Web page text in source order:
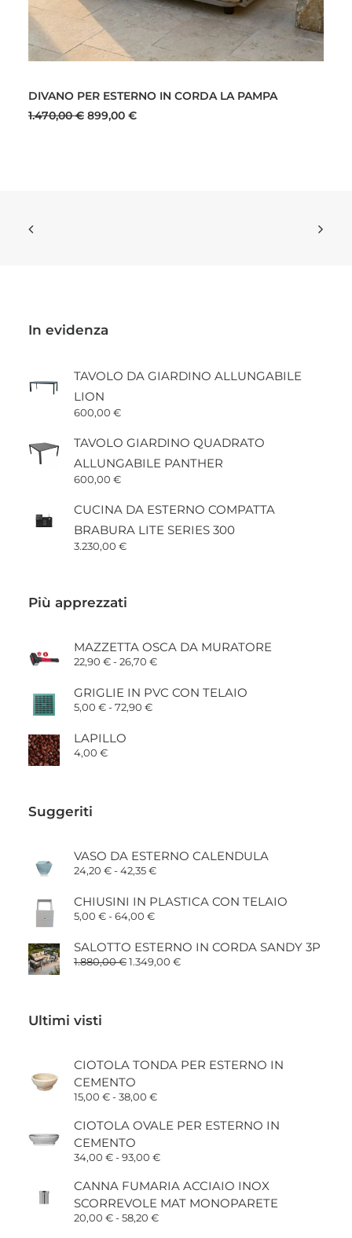
DIVANO PER ESTERNO IN CORDA LA PAMPA
1.470,00€ Il
899,00 €Il
In evidenza
TAVOLO DA GIARDINO ALLUNGABILE
LION
600,00 €
TAVOLO GIARDINO QUADRATO
ALLUNGABILE PANTHER
600,00 €
CUCINA DA ESTERNO COMPATTA
BRABURA LITE SERIES 300
3.230,00 €
Più apprezzati
MAZZETTA OSCA DA MURATORE
22,90 €-26,70 €Fascia
da
GRIGLIE IN PVC CON TELAIO
5,00 €-72,90 €Fascia
LAPILLO
4,00 €
Suggeriti
VASO DA ESTERNO CALENDULA
24,20 €-42,35€Fascia
da
42,35 €
CHIUSINI IN PLASTICA CON TELAIO
5,00 €-64,00 €Fascia
da
5,00 €
SALOTTO ESTERNO IN CORDA SANDY 3P
1.880,00€Il1.349,00 €Il
Ultimi visti
CIOTOLA TONDA PER ESTERNO IN
CEMENTO
15,00 €-38,00 €Fascia
prezzo:
da
a
CIOTOLA OVALE PER ESTERNO IN
CEMENTO
34,00 €-93,00 €Fascia
prezzo:
da
34,00 €
CANNA FUMARIA ACCIAIO INOX
SCORREVOLE MAT MONOPARETE
20,00 €-58,20 €Fascia